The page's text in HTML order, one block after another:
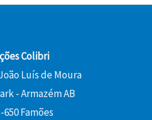
Colibri
Luís de Moura
- Armazém AB
650 Famões